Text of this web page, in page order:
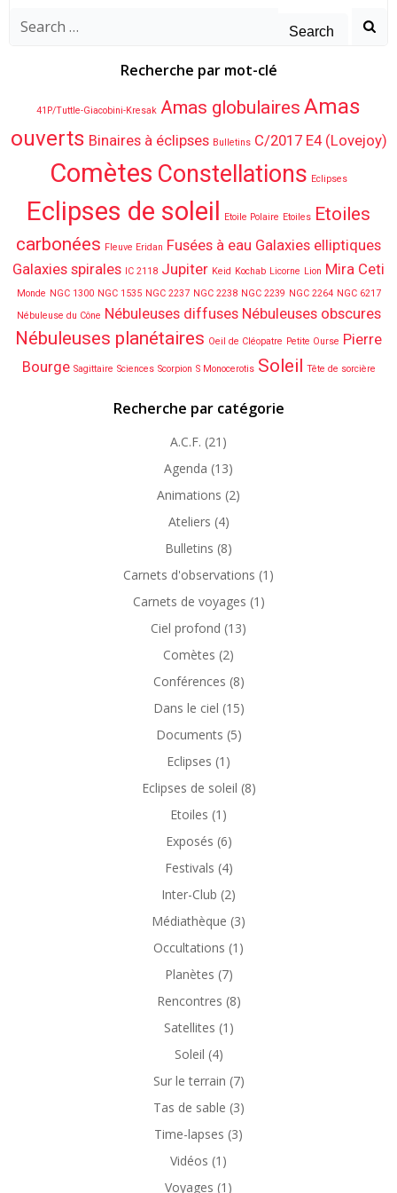
Search
Recherche par mot-clé
41P/Tuttle-Giacobini-Kresak Amas globulaires Amas
ouverts Binaires à éclipses Bulletins C/2017 E4 (Lovejoy)
Comètes Constellations Eclipses
Eclipses de soleil Etoile Polaire Etoiles Etoiles
carbonées Fleuve Eridan Fusées à eau Galaxies elliptiques
Galaxies spirales IC 2118 Jupiter Keid Kochab Licorne Lion Mira Ceti
Monde NGC 1300 NGC 1535 NGC 2237 NGC 2238 NGC 2239 NGC 2264 NGC 6217
Nébuleuse du Cône Nébuleuses diffuses Nébuleuses obscures
Nébuleuses planétaires Oeil de Cléopatre Petite Ourse Pierre
Bourge Sagittaire Sciences Scorpion S Monocerotis Soleil Tête de sorcière
Recherche par catégorie
A.C.F. (21)
Agenda (13)
Animations (2)
Ateliers (4)
Bulletins (8)
Carnets d'observations (1)
Carnets de voyages (1)
Ciel profond (13)
Comètes (2)
Conférences (8)
Dans le ciel (15)
Documents (5)
Eclipses (1)
Eclipses de soleil (8)
Etoiles (1)
Exposés (6)
Festivals (4)
Inter-Club (2)
Médiathèque (3)
Occultations (1)
Planètes (7)
Rencontres (8)
Satellites (1)
Soleil (4)
Sur le terrain (7)
Tas de sable (3)
Time-lapses (3)
Vidéos (1)
Voyages (1)